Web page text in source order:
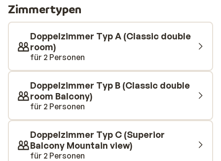
über geräumige Zimmer und Suiten mit herrlichem
Bergblick. Im Restaurant können Sie köstliche
französische Gerichte genießen. Und in der Bar können
Sie sich nach einem Tag auf der Piste mit Freunden
unterhalten.
Zimmertypen
Doppelzimmer Typ A (Classic double
room)
für 2 Personen
Doppelzimmer Typ B (Classic double
room Balcony)
für 2 Personen
Doppelzimmer Typ C (Superior
Balcony Mountain view)
für 2 Personen